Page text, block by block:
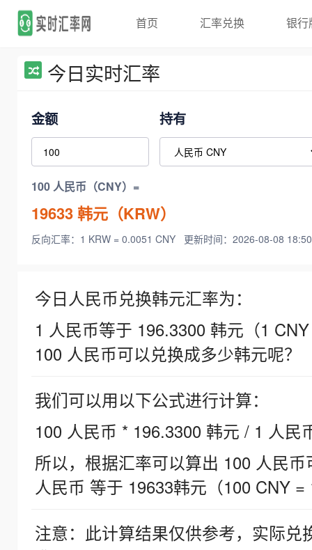
首页 汇率兑换 银行
今日实时汇率
金额 持有
100 人民币（CNY）=
19633韩元（KRW）
反向汇率：1 KRW = 0.0051 CNY 更新时间：2026-08-08
今日人民币兑换韩元汇率为：
1 人民币等于 196.3300 韩元（1
100 人民币可以兑换成多少韩元呢？
我们可以用以下公式进行计算：
100 人民币 * 196.3300 韩元 / 1 人民
所以，根据汇率可以算出 100 人民
人民币 等于 19633韩元（100 CNY =
注意：此计算结果仅供参考，实际